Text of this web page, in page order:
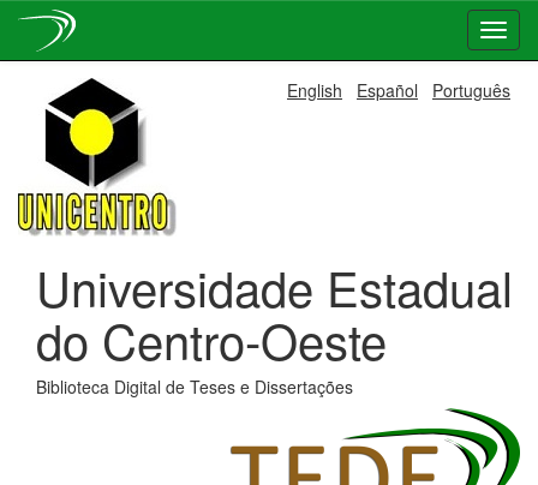
navigation
English Español Português
Universidade Estadual
do Centro-Oeste
Biblioteca Digital de Teses e Dissertações